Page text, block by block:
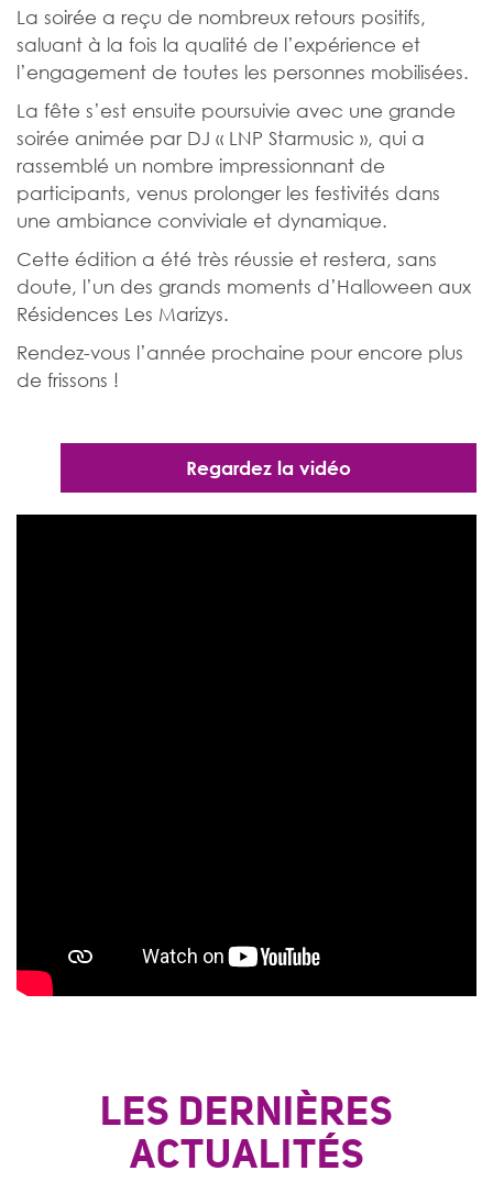
La soirée a reçu de nombreux retours positifs,
saluant à la fois la qualité de l’expérience et
l’engagement de toutes les personnes mobilisées.
La fête s’est ensuite poursuivie avec une grande
soirée animée par DJ « LNP Starmusic », qui a
rassemblé un nombre impressionnant de
participants, venus prolonger les festivités dans
une ambiance conviviale et dynamique.
Cette édition a été très réussie et restera, sans
doute, l’un des grands moments d’Halloween aux
Résidences Les Marizys.
Rendez-vous l’année prochaine pour encore plus
de frissons !
Regardez la vidéo
LES DERNIÈRES
ACTUALITÉS